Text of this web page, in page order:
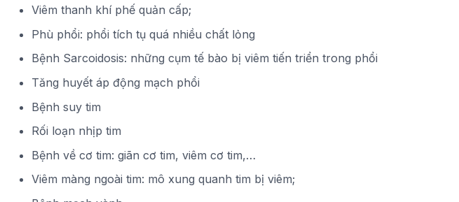
Viêm thanh khí phế quản cấp;
Phù phổi: phổi tích tụ quá nhiều chất lỏng
Bệnh Sarcoidosis: những cụm tế bào bị viêm tiến triển trong phổi
Tăng huyết áp động mạch phổi
Bệnh suy tim
Rối loạn nhịp tim
Bệnh về cơ tim: giãn cơ tim, viêm cơ tim,…
Viêm màng ngoài tim: mô xung quanh tim bị viêm;